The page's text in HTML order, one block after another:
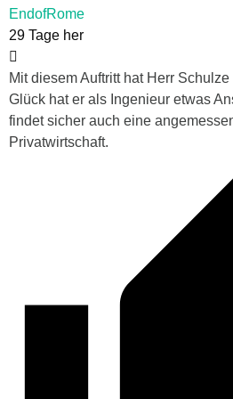
EndofRome
29 Tage her
Mit diesem Auftritt hat Herr
Glück hat er als Ingenieur etwas
findet sicher auch eine
Privatwirtschaft.